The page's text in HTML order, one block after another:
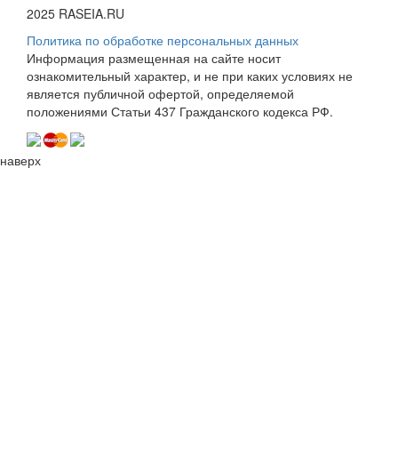
2025 RASEIA.RU
Политика по обработке персональных данных
Информация размещенная на сайте носит
ознакомительный характер, и не при каких условиях не
является публичной офертой, определяемой
положениями Статьи 437 Гражданского кодекса РФ.
наверх